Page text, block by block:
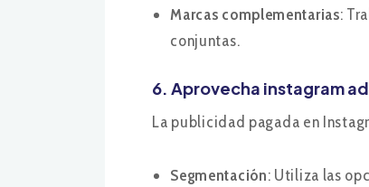
Marcas complementarias:
conjuntas.
6. Aprovecha instagram
La publicidad pagada en
Segmentación: Utiliza las